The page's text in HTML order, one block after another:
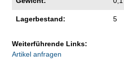
Lagerbestand: 5
Weiterführende Links:
Artikel anfragen